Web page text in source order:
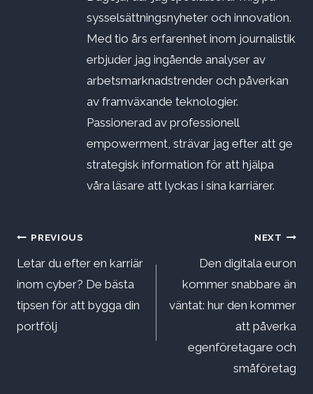
sysselsättningsnyheter och innovation.
Med tio års erfarenhet inom journalistik
erbjuder jag ingående analyser av
arbetsmarknadstrender och påverkan
av framväxande teknologier.
Passionerad av professionell
empowerment, strävar jag efter att ge
strategisk information för att hjälpa
våra läsare att lyckas i sina karriärer.
Inläggsnavigering
PREVIOUS
Letar du efter en karriär
inom cyber? De bästa
tipsen för att bygga din
portfölj
NEXT
Den digitala euron
kommer snabbare än
väntat: hur den kommer
att påverka
egenföretagare och
småföretag